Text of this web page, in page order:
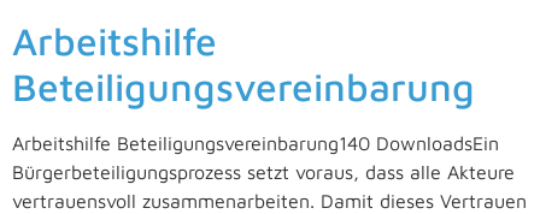
Arbeitshilfe
Beteiligungsvereinbarung
Arbeitshilfe Beteiligungsvereinbarung140 DownloadsEin
Bürgerbeteiligungsprozess setzt voraus, dass alle Akteure
vertrauensvoll zusammenarbeiten. Damit dieses Vertrauen